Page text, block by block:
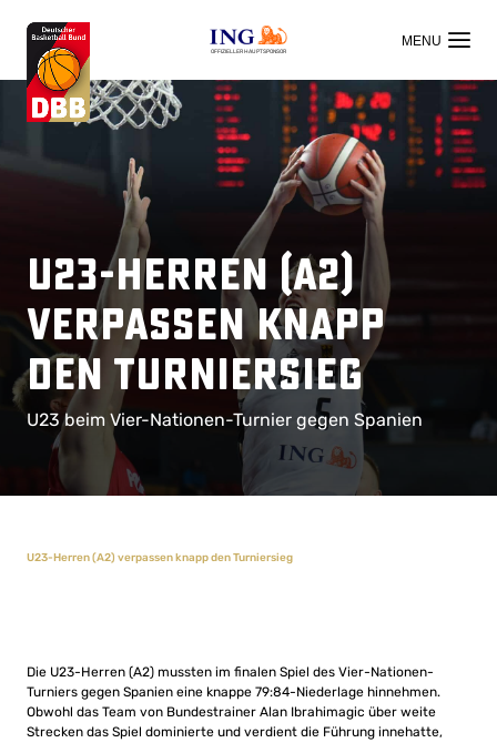
OFFIZIELLER HAUPTSPONSOR
U23-Herren (A2)
verpassen knapp
den Turniersieg
U23 beim Vier-Nationen-Turnier gegen Spanien
U23-Herren (A2) verpassen knapp den Turniersieg
Die U23-Herren (A2) mussten im finalen Spiel des Vier-Nationen-
Turniers gegen Spanien eine knappe 79:84-Niederlage hinnehmen.
Obwohl das Team von Bundestrainer Alan Ibrahimagic über weite
Strecken das Spiel dominierte und verdient die Führung innehatte,